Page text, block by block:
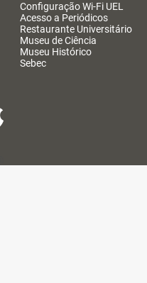
Configuração Wi-Fi UEL
Acesso a Periódicos
Restaurante Universitário
Museu de Ciência
Museu Histórico
Sebec